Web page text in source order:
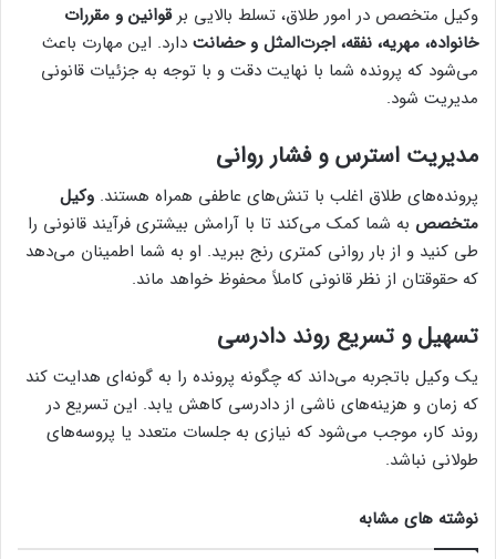
وکیل متخصص در امور طلاق، تسلط بالایی برقوانین و مقررات
خانواده، مهریه، نفقه، اجرت‌المثل و حضانت دارد. این مهارت باعث
می‌شود که پرونده شما با نهایت دقت و با توجه به جزئیات قانونی
مدیریت شود.
مدیریت استرس و فشار روانی
پرونده‌های طلاق اغلب با تنش‌های عاطفی همراه هستند. وکیل
متخصص به شما کمک می‌کند تا با آرامش بیشتری فرآیند قانونی را
طی کنید و از بار روانی کمتری رنج ببرید. او به شما اطمینان می‌دهد
که حقوقتان از نظر قانونی کاملاً محفوظ خواهد ماند.
تسهیل و تسریع روند دادرسی
یک وکیل باتجربه می‌داند که چگونه پرونده را به گونه‌ای هدایت کند
که زمان و هزینه‌های ناشی از دادرسی کاهش یابد. این تسریع در
روند کار، موجب می‌شود که نیازی به جلسات متعدد یا پروسه‌های
طولانی نباشد.
نوشته های مشابه